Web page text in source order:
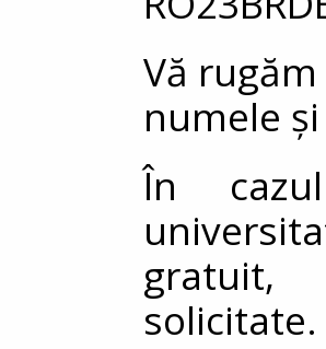
Vă
numele
În
gratuit,
solicitate.